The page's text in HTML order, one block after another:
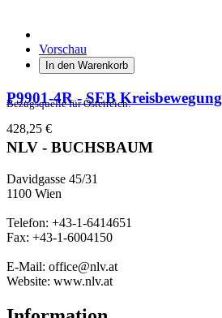
Vorschau
In den Warenkorb
P9901-4R - SEB Kreisbewegung
428,25 €
Bezugsquelle für Österreich:
NLV - BUCHSBAUM
Davidgasse 45/31
1100 Wien
Telefon: +43-1-6414651
Fax: +43-1-6004150
E-Mail: office@nlv.at
Website: www.nlv.at